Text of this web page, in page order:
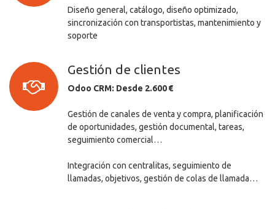
Diseño general, catálogo, diseño optimizado,
sincronización con transportistas, mantenimiento y
soporte
Gestión de clientes
Odoo CRM: Desde 2.600 €
Gestión de canales de venta y compra, planificación
de oportunidades, gestión documental, tareas,
seguimiento comercial…
Integración con centralitas, seguimiento de
llamadas, objetivos, gestión de colas de llamada…